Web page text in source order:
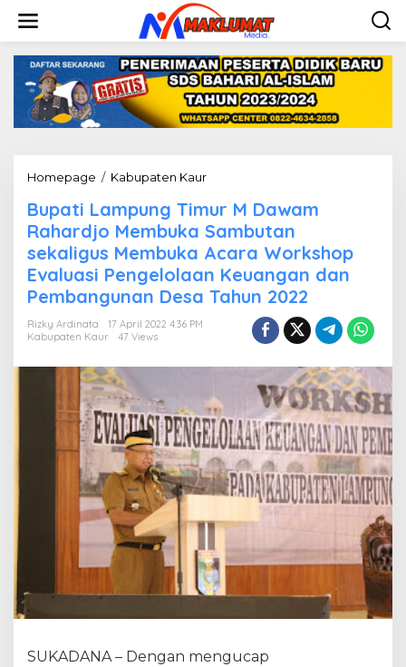
w
Homepage / Kabupaten Kaur
p
a
t
i
L
a
m
i
m
u
r
M
D
w
m
R
a
a
d
Bupati Lampung Timur M Dawam
Rahardjo Membuka Sambutan
sekaligus Membuka Acara Workshop
Evaluasi Pengelolaan Keuangan dan
Pembangunan Desa Tahun 2022
Rizky Ardinata
17 April 2022 4:36 PM
Kabupaten Kaur
47 Views
SUKADANA – Dengan mengucap